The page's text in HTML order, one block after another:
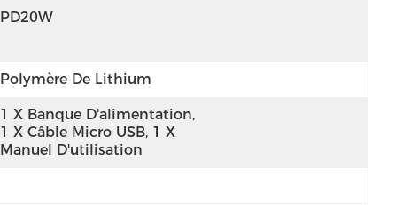
PD20W
Polymère De Lithium
1 X Banque D'alimentation,
1 X Câble Micro USB, 1 X
Manuel D'utilisation